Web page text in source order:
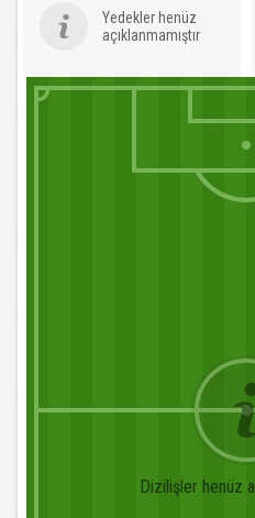
Yedekler henüz
açıklanmamıştır
Dizilişler henüz